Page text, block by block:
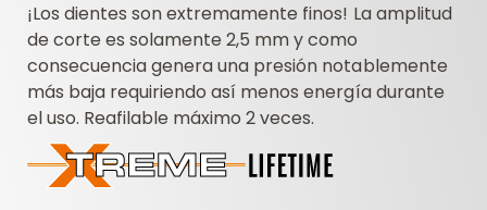
¡Los dientes son extremamente finos! La amplitud
de corte es solamente 2,5 mm y como
consecuencia genera una presión notablemente
más baja requiriendo así menos energía durante
el uso. Reafilable máximo 2 veces.